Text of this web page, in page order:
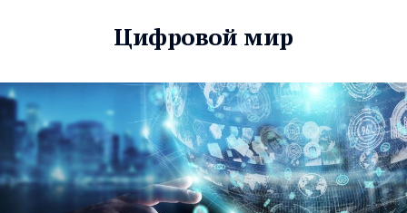
Цифровой мир